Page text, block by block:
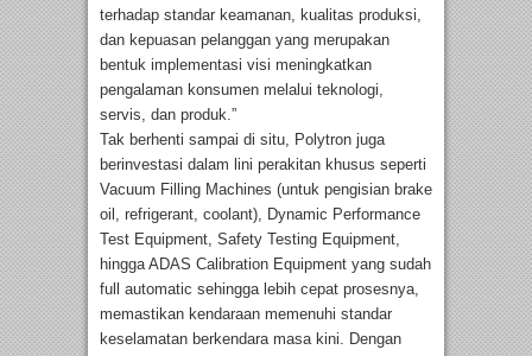
terhadap standar keamanan, kualitas produksi,
dan kepuasan pelanggan yang merupakan
bentuk implementasi visi meningkatkan
pengalaman konsumen melalui teknologi,
servis, dan produk.”
Tak berhenti sampai di situ, Polytron juga
berinvestasi dalam lini perakitan khusus seperti
Vacuum Filling Machines (untuk pengisian brake
oil, refrigerant, coolant), Dynamic Performance
Test Equipment, Safety Testing Equipment,
hingga ADAS Calibration Equipment yang sudah
full automatic sehingga lebih cepat prosesnya,
memastikan kendaraan memenuhi standar
keselamatan berkendara masa kini. Dengan